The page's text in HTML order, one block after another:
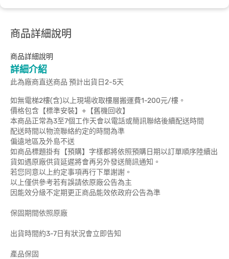
商品詳細說明
商品詳細說明
詳細介紹
此為廠商直送商品 預計出貨日2-5天
如無電梯2樓(含)以上現場收取樓層搬運費1-200元/樓。
價格包含【標準安裝】+【舊機回收】
本商品正常為3至7個工作天會以電話或簡訊聯絡後續配送時間
配送時間以物流聯絡約定的時間為準
偏遠地區及外島不送
如商品標題掛有【預購】字樣都將依照預購日期以訂單順序陸續出
貨如遇原廠供貨延遲將會再另外發送簡訊通知。
若您同意以上約定事項再行下單謝謝。
以上僅供參考若有誤請依原廠公告為主
因能效分級不定期更正商品能效依政府公告為準
保固期間依照原廠
出貨時間約3-7日有狀況會立即告知
產品保固